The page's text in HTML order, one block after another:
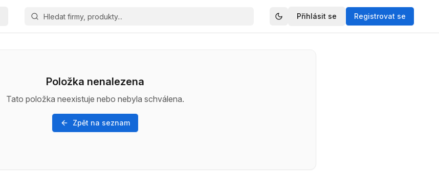
Přihlásit se Registrovat se
Položka nenalezena
Tato položka neexistuje nebo nebyla schválena.
Zpět na seznam